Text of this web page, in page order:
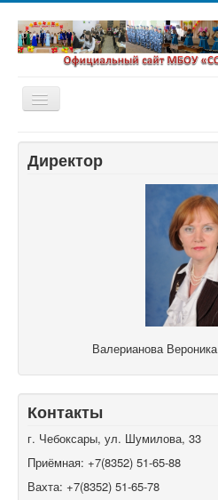
Включить/
выключить
Главная
Новости
Директор
Валерианова
Контакты
г. Чебоксары, ул. Шумилова, 33
Приёмная: +7(8352) 51-65-88
Вахта: +7(8352) 51-65-78